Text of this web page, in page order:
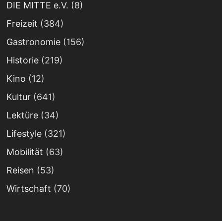
DIE MITTE e.V. (8)
Freizeit (384)
Gastronomie(156)
Historie(219)
Kino (12)
Kultur(641)
Lektüre(34)
Lifestyle(321)
Mobilität (63)
Reisen (53)
Wirtschaft (70)